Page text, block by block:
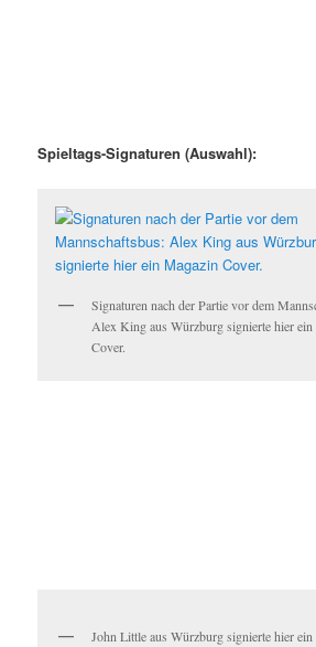
Spieltags-Signaturen (Auswahl):
Signaturen nach der Partie vor dem
Alex King aus Würzburg signierte hier ein
Cover.
John Little aus Würzburg signierte hier ein